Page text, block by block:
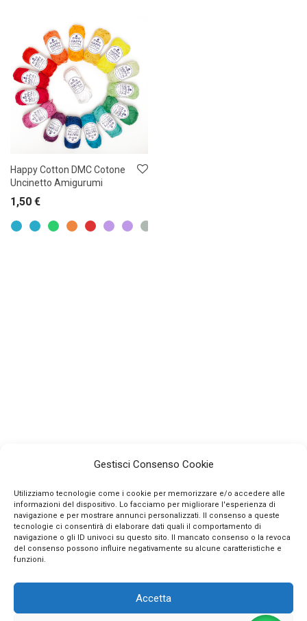
Gestisci Consenso Cookie
Utilizziamo tecnologie come i cookie per memorizzare e/o accedere alle
informazioni del dispositivo. Lo facciamo per migliorare l'esperienza di
navigazione e per mostrare annunci personalizzati. Il consenso a queste
tecnologie ci consentirà di elaborare dati quali il comportamento di
navigazione o gli ID univoci su questo sito. Il mancato consenso o la revoca
del consenso possono influire negativamente su alcune caratteristiche e
funzioni.
Accetta
Happy Cotton DMC Cotone
Uncinetto Amigurumi
1,50 €
INFO
SEGUICI SUI SOCIAL